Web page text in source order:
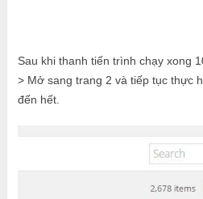
Sau khi thanh tiến trình chạy xong
> Mở sang trang 2 và tiếp tục thực
đến hết.